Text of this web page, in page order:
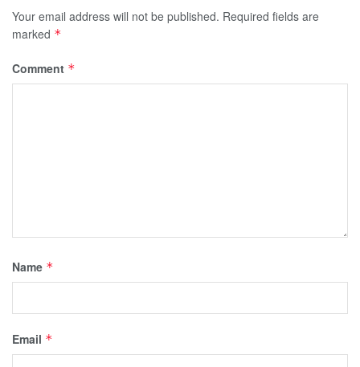
Your email address will not be published. Required fields are
marked *
Comment *
Name *
Email *